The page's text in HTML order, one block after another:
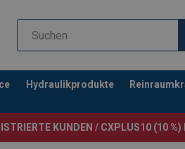
Hydraulikprodukte
KUNDEN / CXPLUS10 (10